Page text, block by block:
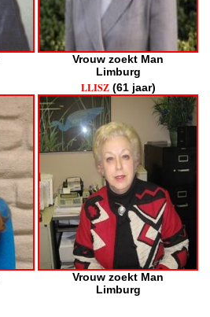
Vrouw zoekt Man
Limburg
LLISZ(61 jaar)
Vrouw zoekt Man
Limburg